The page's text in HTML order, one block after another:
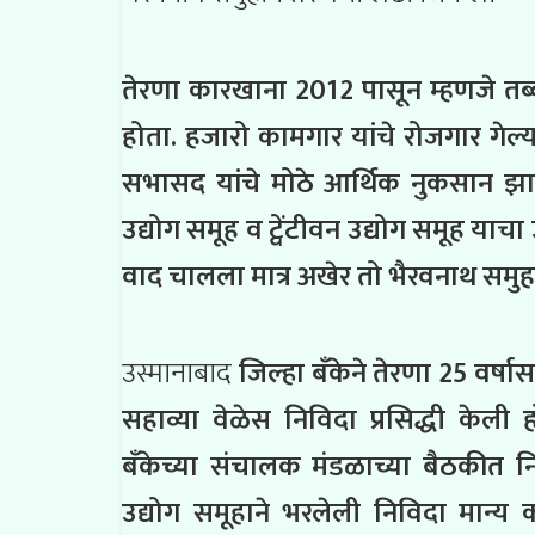
तेरणा कारखाना 2012 पासून म्हणजे
होता. हजारो कामगार यांचे रोजगार
सभासद यांचे मोठे आर्थिक नुकसान
उद्योग समूह व ट्वेंटीवन उद्योग समूह
वाद चालला मात्र अखेर तो भैरवनाथ
उस्मानाबादजिल्हा बँकेने तेरणा 25
सहाव्या वेळेस निविदा प्रसिद्धी केली
बँकेच्या संचालक मंडळाच्या बैठकीत
उद्योग समूहाने भरलेली निविदा